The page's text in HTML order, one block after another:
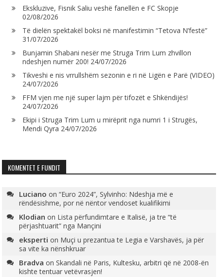
Ekskluzive, Fisnik Saliu veshë fanellën e FC Skopje
02/08/2026
Të dielën spektakël boksi në manifestimin “Tetova N’festë”
31/07/2026
Bunjamin Shabani nesër me Struga Trim Lum zhvillon
ndeshjen numër 200! 24/07/2026
Tikveshi e nis vrrullshëm sezonin e ri në Ligën e Parë (VIDEO)
24/07/2026
FFM vjen me një super lajm për tifozët e Shkëndijës!
24/07/2026
Ekipi i Struga Trim Lum u mirëprit nga numri 1 i Strugës,
Mendi Qyra 24/07/2026
KOMENTET E FUNDIT
Luciano on“Euro 2024”, Sylvinho: Ndeshja më e
rëndësishme, por në nëntor vendoset kualifikimi
Klodian on Lista përfundimtare e Italisë, ja tre “të
përjashtuarit” nga Mançini
eksperti on Muçi u prezantua te Legia e Varshavës, ja për
sa vite ka nënshkruar
Bradva onSkandali në Paris, Kultesku, arbitri që në 2008-ën
kishte tentuar vetëvrasjen!